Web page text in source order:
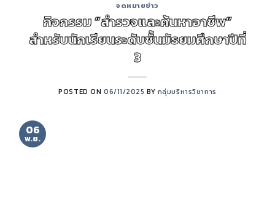
จดหมายข่าว
กิจกรรม “สำรวจและค้นหาอาชีพ”
สำหรับนักเรียนระดับชั้นมัธยมศึกษาปีที่
3
POSTED ON 06/11/2025 BY กลุ่มบริหารวิชาการ
06
พ.ย.